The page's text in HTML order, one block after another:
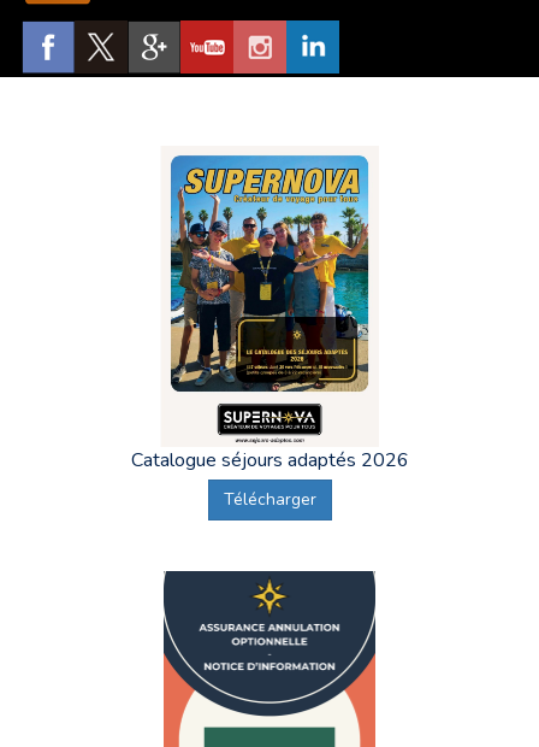
par Supernova séjour adapté au départ de Lille ?
Lille
, sa Grand' Place, ses églises, sa Citadelle, et bien
entendu
Supernova Séjours Adaptés Lille
Supernova Séjours Adaptés donne rendez-vous
la Gare de Lille Europe, à l'intérieur, Hall 3, entre l'espace
d'accueil au centre du Hall et l'accès aux voies 44 à 46.
transport, que nous appelons "acheminement", se déroule
en train, le plus souvent en TGV, jusqu'à une ville
(généralement Lyon, ou Bordeaux selon la destination)
l'ensemble des adultes en situation de handicap partant
en Vacances Adaptées se réunissent pour finir le trajet en
Catalogue séjours adaptés 2026
Télécharger